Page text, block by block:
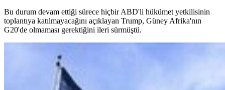
Bu durum devam ettiği sürece hiçbir ABD'li hükümet yetkilisinin
toplantıya katılmayacağını açıklayan Trump, Güney Afrika'nın
G20'de olmaması gerektiğini ileri sürmüştü.